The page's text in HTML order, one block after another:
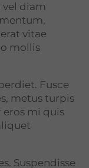
diam
vitae
mollis
Fusce
metus turpis
mi quis
Suspendisse